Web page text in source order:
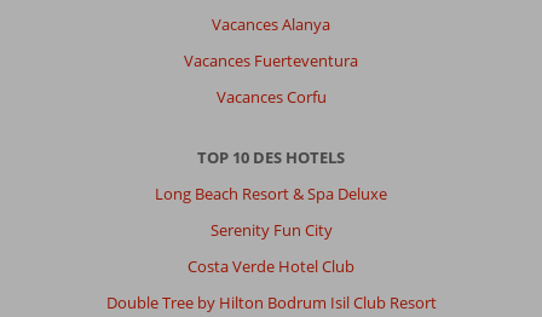
Vacances Alanya
Vacances Fuerteventura
Vacances Corfu
TOP 10 DES HOTELS
Long Beach Resort & Spa Deluxe
Serenity Fun City
Costa Verde Hotel Club
Double Tree by Hilton Bodrum Isil Club Resort